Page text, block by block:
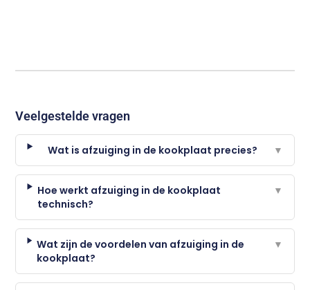
Veelgestelde vragen
Wat is afzuiging in de kookplaat precies? ▼
Hoe werkt afzuiging in de kookplaat
technisch?
▼
Wat zijn de voordelen van afzuiging in de
kookplaat?
▼